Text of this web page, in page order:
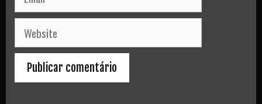
Website